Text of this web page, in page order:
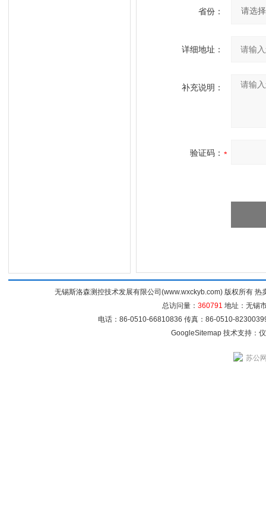
省份：
详细地址：
补充说明：
验证码：
无锡斯洛森测控技术发展有限公司(www.wxckyb.com) 版权所有
总访问量： 360791 地址：无锡
电话：86-0510-66810836 传真：86-0510-
GoogleSitemap技术支持：
苏公